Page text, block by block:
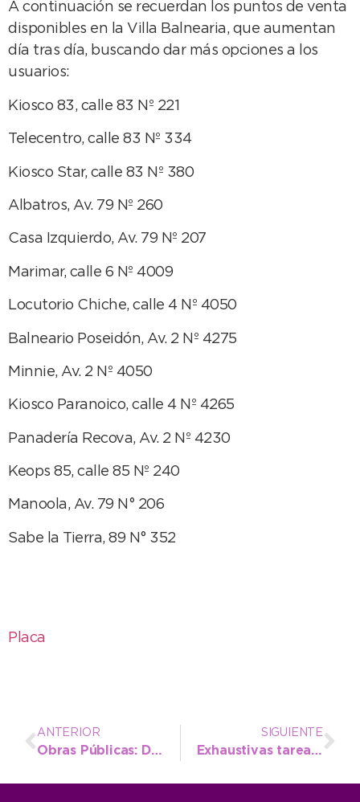
A continuación se recuerdan los puntos de venta
disponibles en la Villa Balnearia, que aumentan
día tras día, buscando dar más opciones a los
usuarios:
Kiosco 83, calle 83 Nº 221
Telecentro, calle 83 Nº 334
Kiosco Star, calle 83 Nº 380
Albatros, Av. 79 Nº 260
Casa Izquierdo, Av. 79 Nº 207
Marimar, calle 6 Nº 4009
Locutorio Chiche, calle 4 Nº 4050
Balneario Poseidón, Av. 2 Nº 4275
Minnie, Av. 2 Nº 4050
Kiosco Paranoico, calle 4 Nº 4265
Panadería Recova, Av. 2 Nº 4230
Keops 85, calle 85 Nº 240
Manoola, Av. 79 N° 206
Sabe la Tierra, 89 N° 352
Placa
ANTERIOR
Obras Públicas: Diariamente recolectan basura en la arena y se pide concientización
SIGUIENTE
Exhaustivas tareas de repaso y entoscado en barrios de Quequén